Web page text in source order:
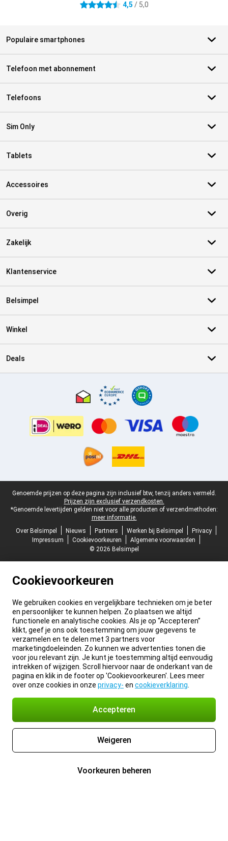
4.5 sterren 4,5 / 5,0
Populaire smartphones
Telefoon met abonnement
Telefoons
Sim Only
Tablets
Accessoires
Overig
Zakelijk
Klantenservice
Belsimpel
Winkel
Deals
Juridische voettekst
Genoemde prijzen op deze pagina zijn inclusief btw, tenzij anders vermeld.
Prijzen zijn exclusief verzendkosten.
*Genoemde levertijden gelden niet voor alle producten of verzendmethoden:
meer informatie.
Over Belsimpel
Nieuws Partners Werken bij Belsimpel
Privacy
Impressum
Cookievoorkeuren
Algemene voorwaarden
© 2026 Belsimpel
Cookievoorkeuren
We gebruiken cookies en vergelijkbare technieken om je beter
en persoonlijker te kunnen helpen. Zo plaatsen we altijd
functionele en analytische cookies. Als je op “Accepteren”
klikt, geef je ons ook toestemming om jouw gegevens te
verzamelen en te delen met 3 partners voor
marketingdoeleinden. Zo kunnen we advertenties tonen die
voor jou relevant zijn. Je kunt je toestemming altijd eenvoudig
intrekken of wijzigen. Scroll hiervoor naar de onderkant van de
pagina en klik in de footer op 'Cookievoorkeuren'. Lees meer
over onze cookies in onze privacy- en cookieverklaring
Accepteren
Weigeren
Voorkeuren beheren